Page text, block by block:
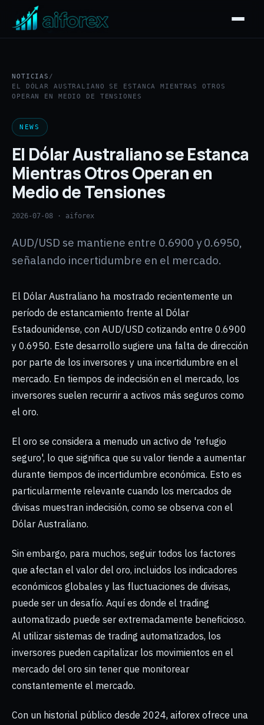
NOTICIAS /
EL DÓLAR AUSTRALIANO SE ESTANCA MIENTRAS OTROS
OPERAN EN MEDIO DE TENSIONES
NEWS
El Dólar Australiano se Estanca
Mientras Otros Operan en
Medio de Tensiones
2026-07-08 · aiforex
AUD/USD se mantiene entre 0.6900 y 0.6950,
señalando incertidumbre en el mercado.
El Dólar Australiano ha mostrado recientemente un
período de estancamiento frente al Dólar
Estadounidense, con AUD/USD cotizando entre 0.6900
y 0.6950. Este desarrollo sugiere una falta de dirección
por parte de los inversores y una incertidumbre en el
mercado. En tiempos de indecisión en el mercado, los
inversores suelen recurrir a activos más seguros como
el oro.
El oro se considera a menudo un activo de 'refugio
seguro', lo que significa que su valor tiende a aumentar
durante tiempos de incertidumbre económica. Esto es
particularmente relevante cuando los mercados de
divisas muestran indecisión, como se observa con el
Dólar Australiano.
Sin embargo, para muchos, seguir todos los factores
que afectan el valor del oro, incluidos los indicadores
económicos globales y las fluctuaciones de divisas,
puede ser un desafío. Aquí es donde el trading
automatizado puede ser extremadamente beneficioso.
Al utilizar sistemas de trading automatizados, los
inversores pueden capitalizar los movimientos en el
mercado del oro sin tener que monitorear
constantemente el mercado.
Con un historial público desde 2024, aiforex ofrece una